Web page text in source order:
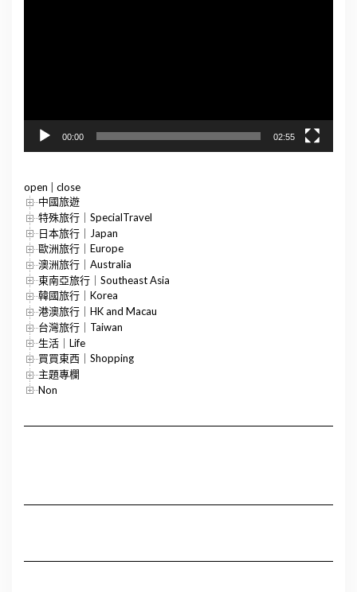
00:00 02:55
open
close
中國旅遊
特殊旅行｜SpecialTravel
日本旅行｜Japan
歐洲旅行｜Europe
澳洲旅行｜Australia
東南亞旅行｜Southeast Asia
韓國旅行｜Korea
港澳旅行｜HK and Macau
台灣旅行｜Taiwan
生活｜Life
買買東西｜Shopping
主題專欄
Non